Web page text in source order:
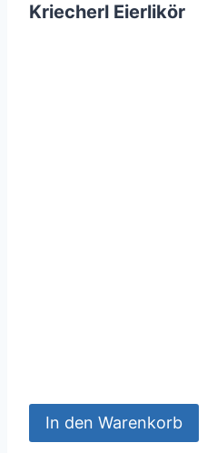
Kriecherl Eierlikör
In den Warenkorb